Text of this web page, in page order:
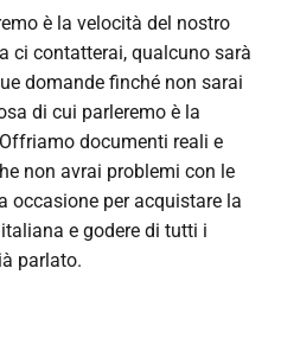
è la velocità del nostro
ci contatterai, qualcuno sarà
domande finché non sarai
di cui parleremo è la
documenti reali e
non avrai problemi con le
occasione per acquistare la
e godere di tutti i
parlato.